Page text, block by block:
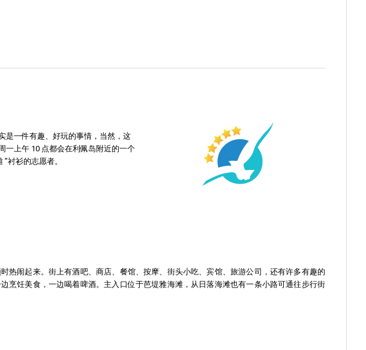
是一件有趣、好玩的事情，当然，这
一上午 10 点都会在利佩岛附近的一个
衬衫的志愿者。
热闹起来。街上有酒吧、商店、餐馆、按摩、街头小吃、宾馆、旅游公司，还有许多有趣的
烹饪美食，一边喝着啤酒。主入口位于芭堤雅海滩，从日落海滩也有一条小路可通往步行街